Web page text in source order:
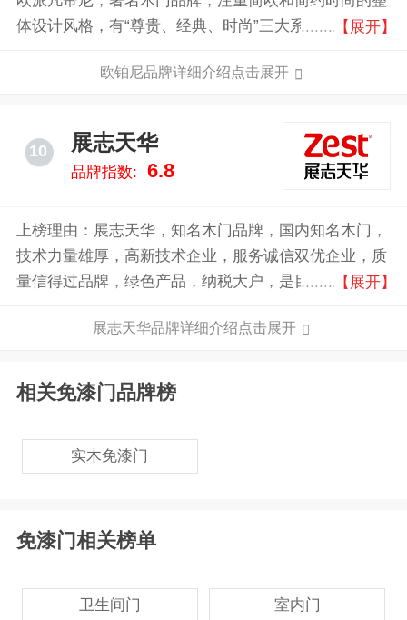
体设计风格，有“尊贵、经典、时尚”三大系列，以其设
【展开】
欧铂尼品牌详细介绍点击展开
10 展志天华
品牌指数: 6.8
上榜理由：展志天华，知名木门品牌，国内知名木门，
技术力量雄厚，高新技术企业，服务诚信双优企业，质
量信得过品牌，绿色产品，纳税大户，是目前国内木
【展开】
展志天华品牌详细介绍点击展开
相关免漆门品牌榜
实木免漆门
免漆门相关榜单
卫生间门 室内门